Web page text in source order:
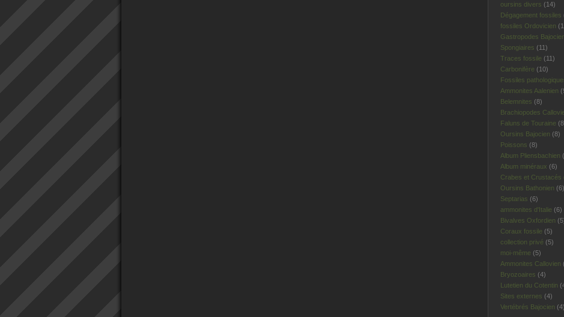
oursins divers (14)
Dégagement fossiles
fossiles Ordovicien
Gastropodes
Spongiaires (11)
Traces fossile (11)
Carbonifère (10)
Fossiles
Ammonites Aalenien
Belemnites (8)
Brachiopodes
Faluns de Touraine
Oursins Bajocien (8)
Poissons (8)
Album Pliensbachien
Album minéraux (6)
Crabes et Crustacés
Oursins Bathonien (6)
Septarias (6)
ammonites d'Italie (6)
Bivalves Oxfordien
Coraux fossile (5)
collection privé (5)
moi-même (5)
Ammonites Callovien
Bryozoaires (4)
Lutetien du Cotentin
Sites externes (4)
Vertébrés Bajocien (4)